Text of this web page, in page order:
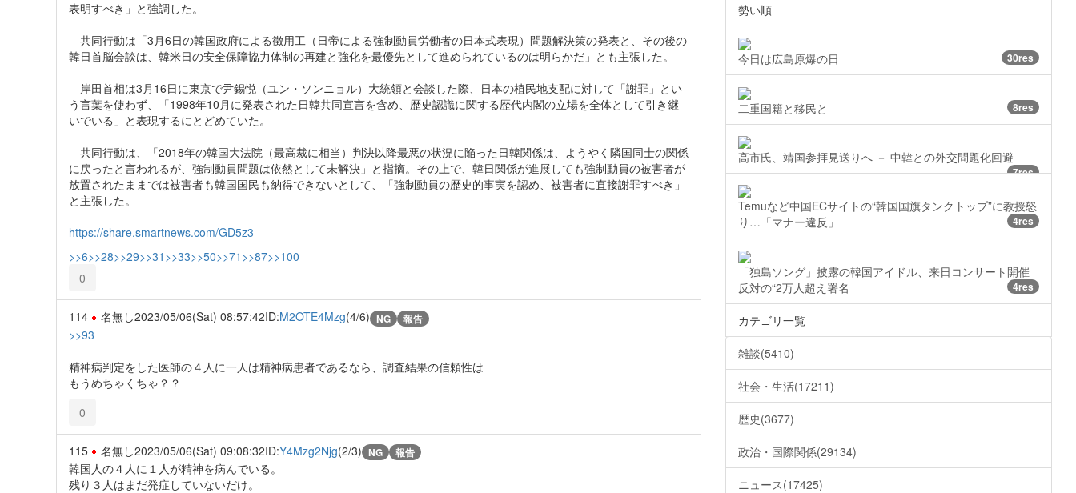
表明すべき」と強調した。
共同行動は「3月6日の韓国政府による徴用工（日帝による強制動員労働者の日本式表現）問題解決策の発表と、その後の
韓日首脳会談は、韓米日の安全保障協力体制の再建と強化を最優先として進められているのは明らかだ」とも主張した。
岸田首相は3月16日に東京で尹錫悦（ユン・ソンニョル）大統領と会談した際、日本の植民地支配に対して「謝罪」とい
う言葉を使わず、「1998年10月に発表された日韓共同宣言を含め、歴史認識に関する歴代内閣の立場を全体として引き継
いでいる」と表現するにとどめていた。
共同行動は、「2018年の韓国大法院（最高裁に相当）判決以降最悪の状況に陥った日韓関係は、ようやく隣国同士の関係
に戻ったと言われるが、強制動員問題は依然として未解決」と指摘。その上で、韓日関係が進展しても強制動員の被害者が
放置されたままでは被害者も韓国国民も納得できないとして、「強制動員の歴史的事実を認め、被害者に直接謝罪すべき」
と主張した。
https://share.smartnews.com/GD5z3
>>6>>28>>29>>31 >>33>>50>>71 >>87>>100
0
114 名無し2023/05/06(Sat) 08:57:42ID:M2OTE4Mzg(4/6) NG 報告
>>93
精神病判定をした医師の４人に一人は精神病患者であるなら、調査結果の信頼性は
もうめちゃくちゃ？？
0
115 名無し2023/05/06(Sat) 09:08:32ID:Y4Mzg2Njg(2/3) NG 報告
韓国人の４人に１人が精神を病んでいる。
残り３人はまだ発症していないだけ。
勢い順
今日は広島原爆の日 30res
二重国籍と移民と 8res
高市氏、靖国参拝見送りへ － 中韓との外交問題化回避
7res
Temuなど中国ECサイトの“韓国国旗タンクトップ”に教授怒
り…「マナー違反」
4res
「独島ソング」披露の韓国アイドル、来日コンサート開催
反対の“2万人超え署名
4res
カテゴリ一覧
雑談(5410)
社会・生活(17211)
歴史(3677)
政治・国際関係(29134)
ニュース(17425)